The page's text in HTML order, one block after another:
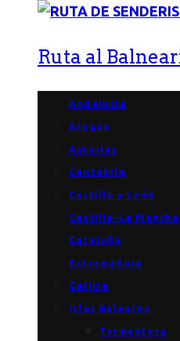
Ruta al
Andalucía
Aragón
Asturias
Cantabria
Castilla y León
Castilla-La Mancha
Cataluña
Extremadura
Galicia
Islas Baleares
Formentera